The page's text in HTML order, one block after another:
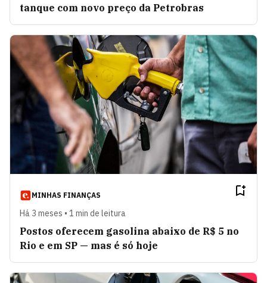
tanque com novo preço da Petrobras
MINHAS FINANÇAS
Há 3 meses • 1 min de leitura
Postos oferecem gasolina abaixo de R$ 5 no
Rio e em SP — mas é só hoje